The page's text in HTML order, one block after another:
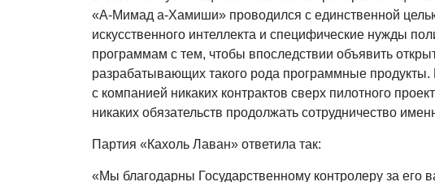
«А-Мимад а-Хамиши» проводился с единственной
искусственного интеллекта и специфические нужды
программам с тем, чтобы впоследствии объявить
разрабатывающих такого рода программные продукты.
с компанией никаких контрактов сверх пилотного
никаких обязательств продолжать сотрудничество
Партия «Кахоль Лаван» ответила так:
«Мы благодарны Государственному контролеру за его